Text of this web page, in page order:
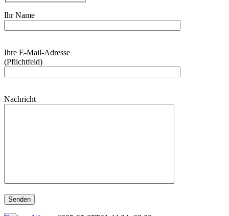
Ihr Name
lasse
dieses
Ihre E-Mail-Adresse
(Pflichtfeld)
lasse
Nachricht